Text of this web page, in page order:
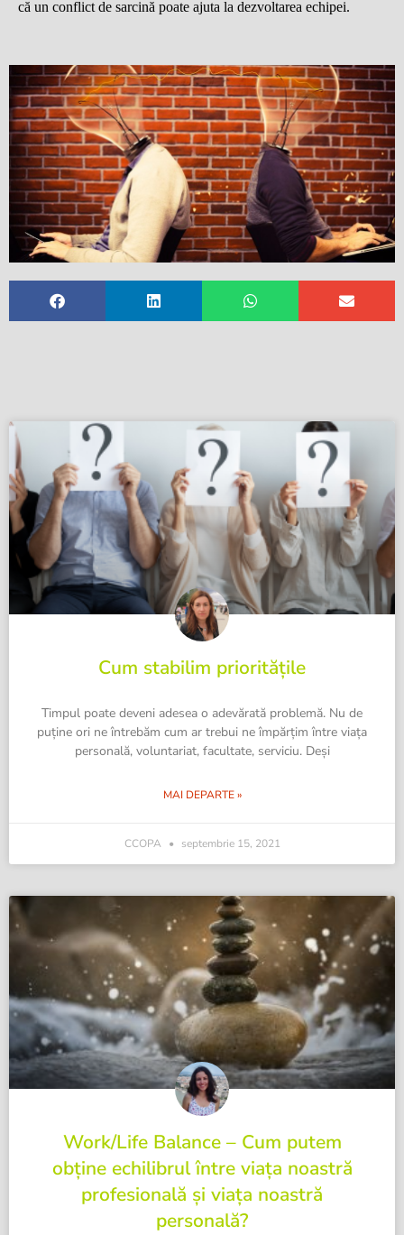
că un conflict de sarcină poate ajuta la dezvoltarea echipei.
Cum stabilim prioritățile
Timpul poate deveni adesea o adevărată problemă. Nu de
puține ori ne întrebăm cum ar trebui ne împărțim între viața
personală, voluntariat, facultate, serviciu. Deși
MAI DEPARTE »
CCOPA septembrie 15, 2021
Work/Life Balance – Cum putem
obține echilibrul între viața noastră
profesională și viața noastră
personală?